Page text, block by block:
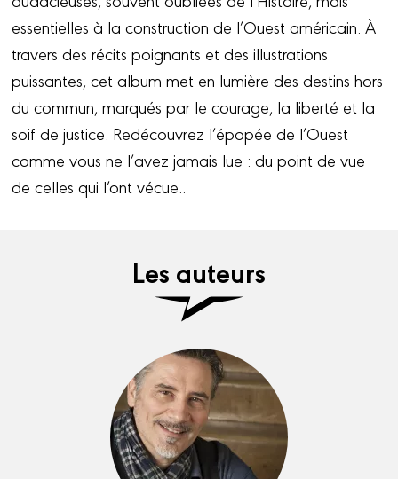
essentielles à la construction de l’Ouest américain. À
travers des récits poignants et des illustrations
puissantes, cet album met en lumière des destins hors
du commun, marqués par le courage, la liberté et la
soif de justice. Redécouvrez l’épopée de l’Ouest
comme vous ne l’avez jamais lue : du point de vue
de celles qui l’ont vécue..
Les auteurs